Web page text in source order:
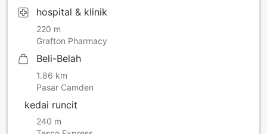
hospital & klinik
220 m
Grafton Pharmacy
Beli-Belah
1.86 km
Pasar Camden
kedai runcit
240 m